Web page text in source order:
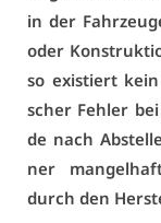
in der
oder
so exis­tiert
scher Feh­ler
de nach
ner
durch den